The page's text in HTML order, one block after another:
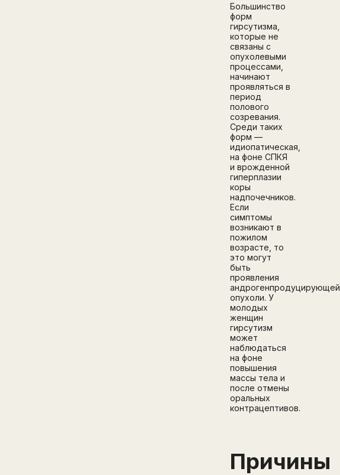
Большинство
форм
гирсутизма,
которые не
связаны с
опухолевыми
процессами,
начинают
проявляться в
период
полового
созревания.
Среди таких
форм —
идиопатическая,
на фоне СПКЯ
и врожденной
гиперплазии
коры
надпочечников.
Если
симптомы
возникают в
пожилом
возрасте, то
это могут
быть
проявления
андрогенпродуцирующей
опухоли. У
молодых
женщин
гирсутизм
может
наблюдаться
на фоне
повышения
массы тела и
после отмены
оральных
контрацептивов.
Причины